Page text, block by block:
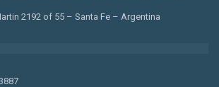
2192 of 55 – Santa Fe – Argentina